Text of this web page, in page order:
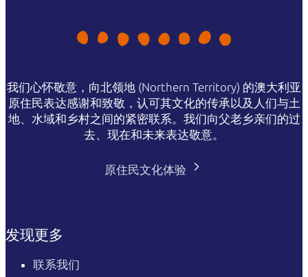
我们心怀敬意，向北领地 (Northern Territory) 的澳大利亚
原住民表达感谢和致敬，认可其文化的传承以及人们与土
地、水域和乡村之间的紧密联系。我们向父老乡亲们的过
去、现在和未来表达敬意。
原住民文化体验
发现更多
联系我们